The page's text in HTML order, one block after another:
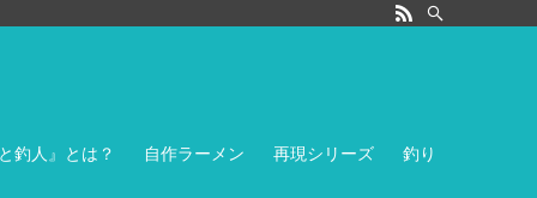
釣人』とは？ 自作ラーメン 再現シリーズ 釣り